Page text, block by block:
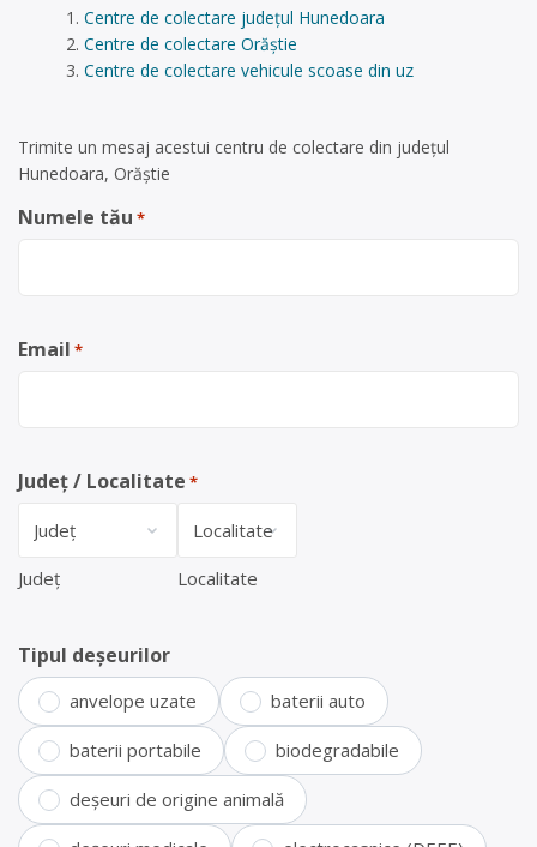
Centre de colectare județul Hunedoara
Centre de colectare Orăștie
Centre de colectare vehicule scoase din uz
Trimite un mesaj acestui centru de colectare din județul
Hunedoara, Orăștie
Numele tău *
Email *
Județ / Localitate *
Județ Localitate
Tipul deșeurilor
anvelope uzate baterii auto
baterii portabile biodegradabile
deșeuri de origine animală